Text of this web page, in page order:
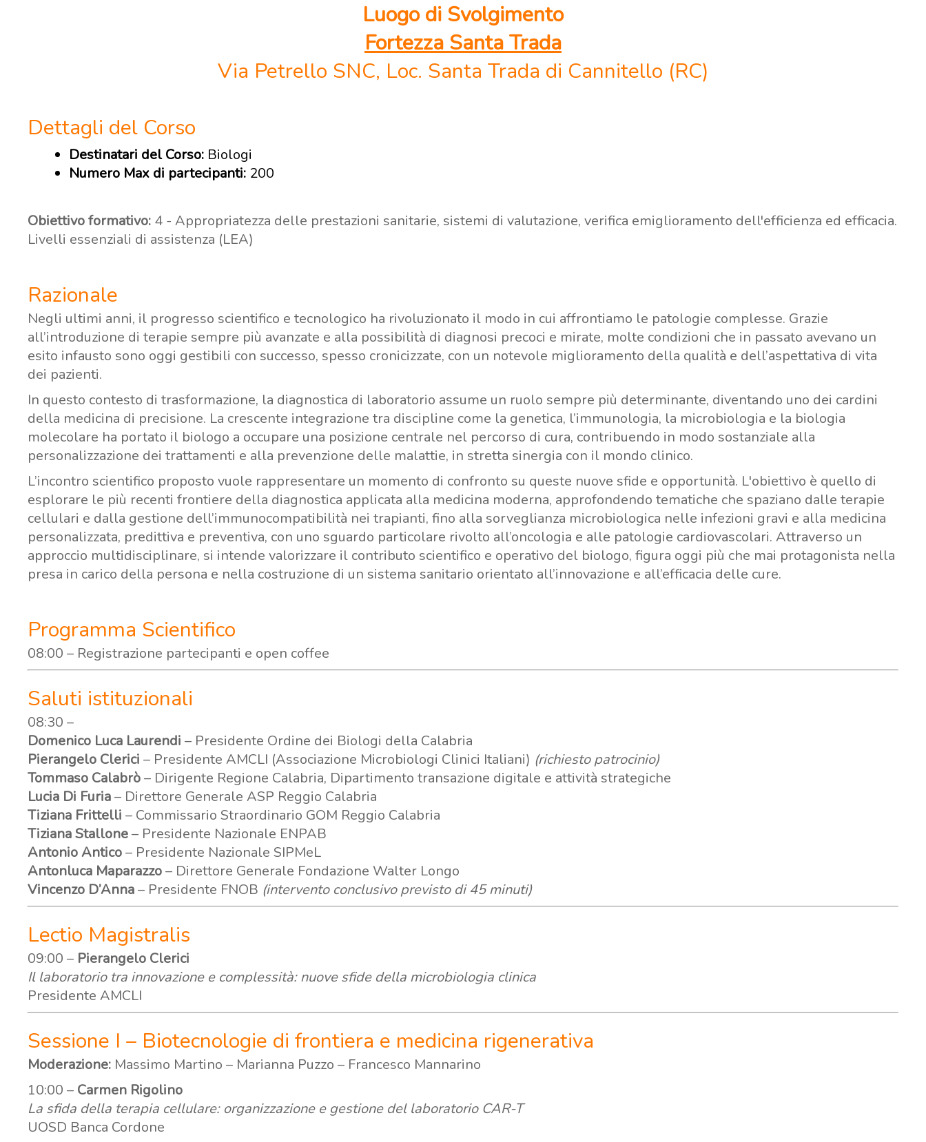
Luogo di Svolgimento
Fortezza Santa Trada
Via Petrello SNC, Loc. Santa Trada di Cannitello (RC)
Dettagli del Corso
Destinatari del Corso: Biologi
Numero Max di partecipanti: 200
Obiettivo formativo: 4 - Appropriatezza delle prestazioni sanitarie, sistemi di valutazione, verifica emiglioramento dell'efficienza ed efficacia.
Livelli essenziali di assistenza (LEA)
Razionale
Negli ultimi anni, il progresso scientifico e tecnologico ha rivoluzionato il modo in cui affrontiamo le patologie complesse. Grazie
all’introduzione di terapie sempre più avanzate e alla possibilità di diagnosi precoci e mirate, molte condizioni che in passato avevano un
esito infausto sono oggi gestibili con successo, spesso cronicizzate, con un notevole miglioramento della qualità e dell’aspettativa di vita
dei pazienti.
In questo contesto di trasformazione, la diagnostica di laboratorio assume un ruolo sempre più determinante, diventando uno dei cardini
della medicina di precisione. La crescente integrazione tra discipline come la genetica, l’immunologia, la microbiologia e la biologia
molecolare ha portato il biologo a occupare una posizione centrale nel percorso di cura, contribuendo in modo sostanziale alla
personalizzazione dei trattamenti e alla prevenzione delle malattie, in stretta sinergia con il mondo clinico.
L’incontro scientifico proposto vuole rappresentare un momento di confronto su queste nuove sfide e opportunità. L'obiettivo è quello di
esplorare le più recenti frontiere della diagnostica applicata alla medicina moderna, approfondendo tematiche che spaziano dalle terapie
cellulari e dalla gestione dell’immunocompatibilità nei trapianti, fino alla sorveglianza microbiologica nelle infezioni gravi e alla medicina
personalizzata, predittiva e preventiva, con uno sguardo particolare rivolto all’oncologia e alle patologie cardiovascolari. Attraverso un
approccio multidisciplinare, si intende valorizzare il contributo scientifico e operativo del biologo, figura oggi più che mai protagonista nella
presa in carico della persona e nella costruzione di un sistema sanitario orientato all’innovazione e all’efficacia delle cure.
Programma Scientifico
08:00 – Registrazione partecipanti e open coffee
Saluti istituzionali
08:30 –
Domenico Luca Laurendi – Presidente Ordine dei Biologi della Calabria
Pierangelo Clerici – Presidente AMCLI (Associazione Microbiologi Clinici Italiani) (richiesto patrocinio)
Tommaso Calabrò– Dirigente Regione Calabria, Dipartimento transazione digitale e attività strategiche
Lucia Di Furia– Direttore Generale ASP Reggio Calabria
Tiziana Frittelli – Commissario Straordinario GOM Reggio Calabria
Tiziana Stallone– Presidente Nazionale ENPAB
Antonio Antico– Presidente Nazionale SIPMeL
Antonluca Maparazzo– Direttore Generale Fondazione Walter Longo
Vincenzo D’Anna– Presidente FNOB (intervento conclusivo previsto di 45 minuti)
Lectio Magistralis
09:00 – Pierangelo Clerici
Il laboratorio tra innovazione e complessità: nuove sfide della microbiologia clinica
Presidente AMCLI
Sessione I – Biotecnologie di frontiera e medicina rigenerativa
Moderazione: Massimo Martino – Marianna Puzzo – Francesco Mannarino
10:00 – Carmen Rigolino
La sfida della terapia cellulare: organizzazione e gestione del laboratorio CAR-T
UOSD Banca Cordone